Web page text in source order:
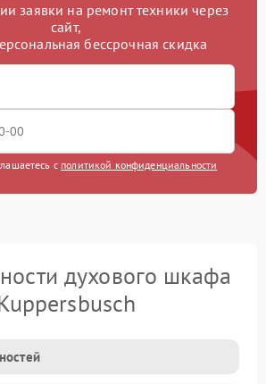
заявки на ремонт техники через
сайт,
бессрочная скидка
с политикой конфиденциальности
духового шкафа